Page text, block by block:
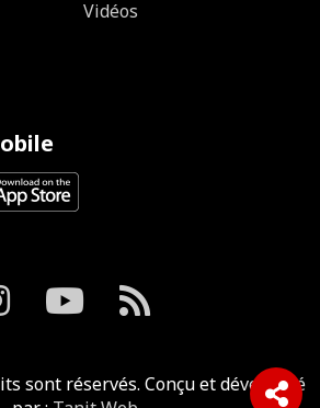
Vidéos
sont réservés. Conçu et développé